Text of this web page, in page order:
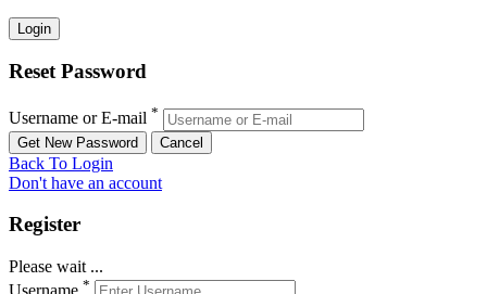
Reset Password
Username or E-mail *
Back To Login
Don't have an account
Register
Please wait ...
*